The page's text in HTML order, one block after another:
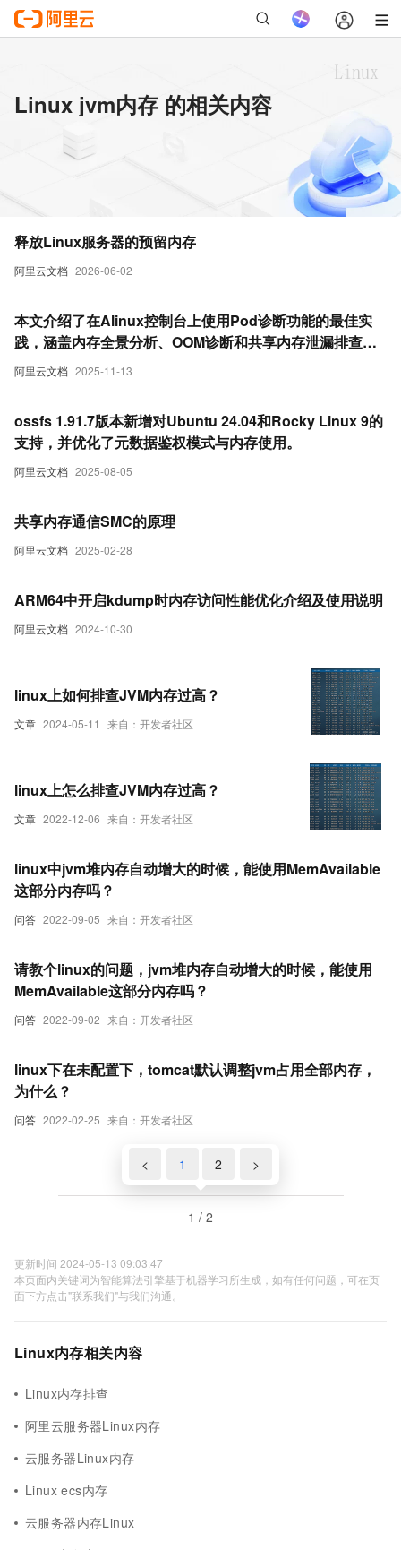
Linux jvm内存 的相关内容
阿里云文档 2026-06-02
释放Linux服务器的预留内存
阿里云文档 2025-11-13
本文介绍了在Alinux控制台上使用Pod诊断功能的最佳实
践，涵盖内存全景分析、OOM诊断和共享内存泄漏排查等
关键场景案例。
阿里云文档 2025-08-05
ossfs 1.91.7版本新增对Ubuntu 24.04和Rocky Linux 9的
支持，并优化了元数据鉴权模式与内存使用。
阿里云文档 2025-02-28
共享内存通信SMC的原理
阿里云文档 2024-10-30
ARM64中开启kdump时内存访问性能优化介绍及使用说明
文章 2024-05-11 来自：开发者社区
linux上如何排查JVM内存过高？
文章 2022-12-06 来自：开发者社区
linux上怎么排查JVM内存过高？
问答 2022-09-05 来自：开发者社区
linux中jvm堆内存自动增大的时候，能使用MemAvailable
这部分内存吗？
问答 2022-09-02 来自：开发者社区
请教个linux的问题，jvm堆内存自动增大的时候，能使用
MemAvailable这部分内存吗？
问答 2022-02-25 来自：开发者社区
linux下在未配置下，tomcat默认调整jvm占用全部内存，
为什么？
< 1 2 >
1 / 2
更新时间 2024-05-13 09:03:47
本页面内关键词为智能算法引擎基于机器学习所生成，如有任何问题，可在页
面下方点击"联系我们"与我们沟通。
Linux内存相关内容
Linux内存排查
阿里云服务器Linux内存
云服务器Linux内存
Linux ecs内存
云服务器内存Linux